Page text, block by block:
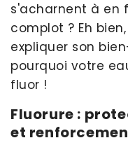
s'acharnent à en
complot ? Eh
expliquer son
pourquoi votre
fluor !
Fluorure :
et